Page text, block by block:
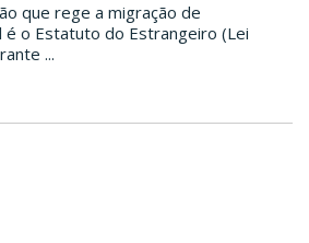
que rege a migração de
o Estatuto do Estrangeiro (Lei
...